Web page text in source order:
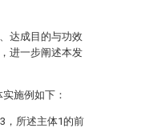
达成目的与功效
进一步阐述本发
施例如下：
，所述主体1的前